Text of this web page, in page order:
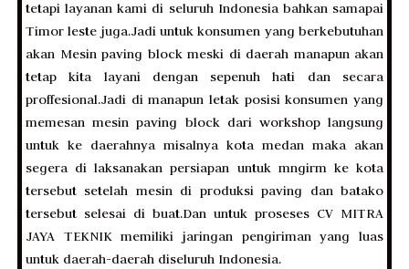
tetapi layanan kami di seluruh Indonesia bahkan samapai
Timor leste juga.Jadi untuk konsumen yang berkebutuhan
akan Mesin paving block meski di daerah manapun akan
tetap kita layani dengan sepenuh hati dan secara
proffesional.Jadi di manapun letak posisi konsumen yang
memesan mesin paving block dari workshop langsung
untuk ke daerahnya misalnya kota medan maka akan
segera di laksanakan persiapan untuk mngirm ke kota
tersebut setelah mesin di produksi paving dan batako
tersebut selesai di buat.Dan untuk proseses CV MITRA
JAYA TEKNIK memiliki jaringan pengiriman yang luas
untuk daerah-daerah diseluruh Indonesia.